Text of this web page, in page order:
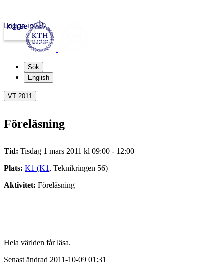
kth.se
Logga in
Sök
English
VT 2011
Föreläsning
Tid: Tisdag 1 mars 2011 kl 09:00 - 12:00
Plats: K1 (K1 , Teknikringen 56)
Aktivitet: Föreläsning
Hela världen får läsa.
Senast ändrad 2011-10-09 01:31